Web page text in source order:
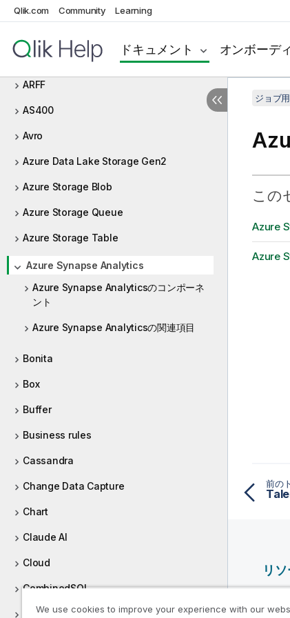
Qlik.com Community Learning
ドキュメント オンボーデ
Amazon SQS
Archive/Unarchive
ARFF
AS400
Avro
Azure Data Lake Storage Gen2
Azure Storage Blob
Azure Storage Queue
Azure Storage Table
Azure Synapse Analytics
Azure Synapse Analyticsのコンポーネ
ント
Azure Synapse Analyticsの関連項目
Bonita
Box
Buffer
Business rules
Cassandra
Change Data Capture
Chart
Claude AI
Cloud
CombinedSQL
Context
ジョブ
この
Azure
Azure
前の
リ
Qlik
We use cookies to improve your experience with our